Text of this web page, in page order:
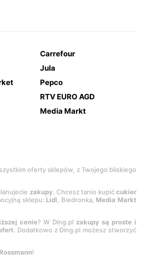
Carrefour
Jula
Pepco
RTV EURO AGD
Media Markt
oferty sklepów, z Twojego bliskiego
zakupy. Chcesz tanio kupićcukier
sklepu: Lidl, Biedronka, Media Markt
cenie? W Ding.pl zakupy są proste i
. Dodatkowo z Ding.pl możesz stworzyć
Rossmann!